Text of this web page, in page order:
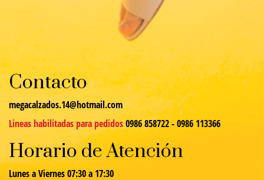
Contacto
megacalzados.14@hotmail.com
Lineas habilitadas para pedidos0986 858722 - 0986 113366
Horario de Atención
Lunes a Viernes 07:30 a 17:30